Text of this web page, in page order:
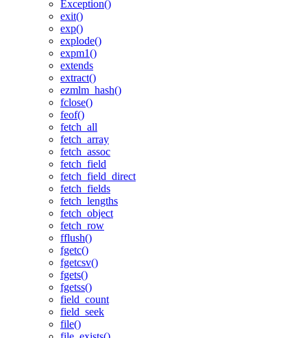
Exception()
exit()
exp()
explode()
expm1()
extends
extract()
ezmlm_hash()
fclose()
feof()
fetch_all
fetch_array
fetch_assoc
fetch_field
fetch_field_direct
fetch_fields
fetch_lengths
fetch_object
fetch_row
fflush()
fgetc()
fgetcsv()
fgets()
fgetss()
field_count
field_seek
file()